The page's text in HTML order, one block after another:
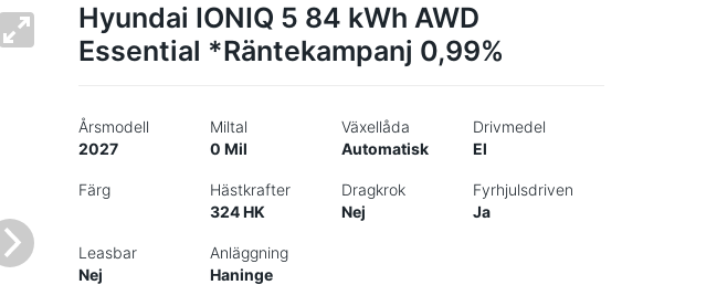
Hyundai IONIQ 5 84 kWh AWD
Essential *Räntekampanj 0,99%
Årsmodell
2027
Miltal
0 Mil
Växellåda
Automatisk
Drivmedel
El
Färg
Hästkrafter
324 HK
Dragkrok
Nej
Fyrhjulsdriven
Ja
Leasbar
Nej
Anläggning
Haninge